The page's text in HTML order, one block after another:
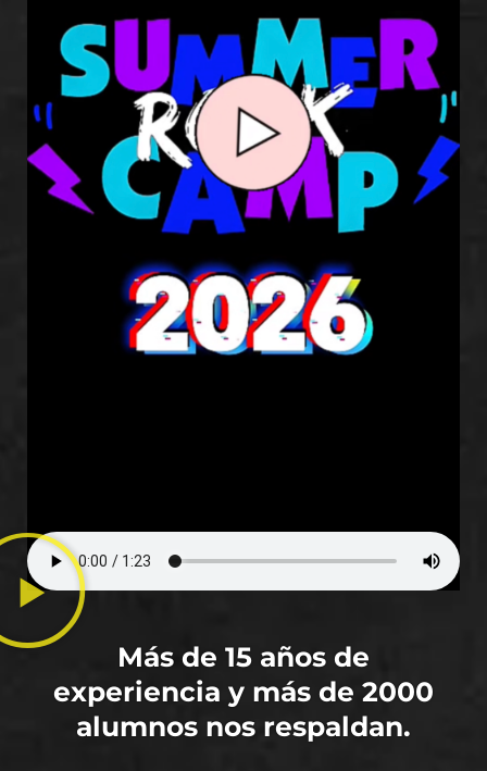
Más de 15 años de
experiencia y más de 2000
alumnos nos respaldan.